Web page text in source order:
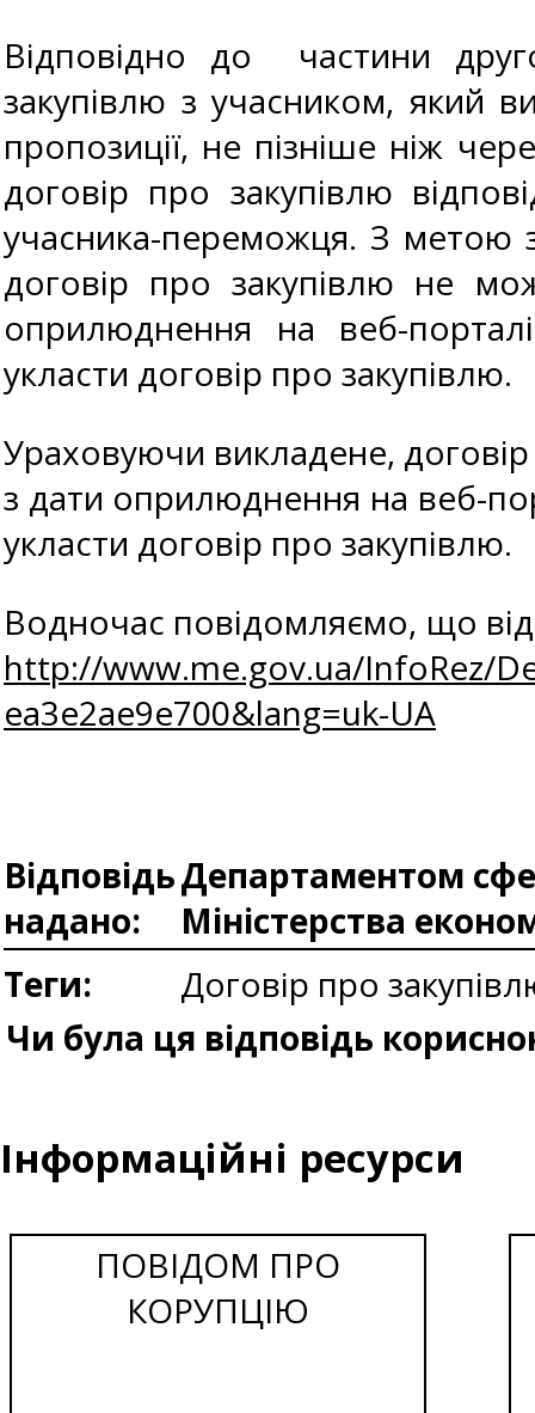
Відповідно до частини
закупівлю з учасником, який
пропозиції, не пізніше ніж
договір про закупівлю
учасника-переможця. З метою
договір про закупівлю не
оприлюднення на веб-
укласти договір про закупівлю.
Ураховуючи викладене,
з дати оприлюднення на веб-
укласти договір про закупівлю.
Водночас повідомляємо, що
http://www.me.gov.ua/InfoRez/
ea3e2ae9e700&lang=uk-UA
Відповідь
надано:
Департаментом
Міністерства
Теги:
Договір про
Чи була ця відповідь
Інформаційні ресурси
ПОВІДОМ ПРО
КОРУПЦІЮ